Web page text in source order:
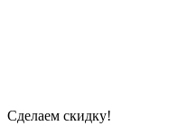
Сделаем скидку!